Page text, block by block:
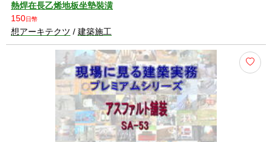
熱焊在長乙烯地板坐墊裝潢
150日幣
想アーキテクツ / 建築施工